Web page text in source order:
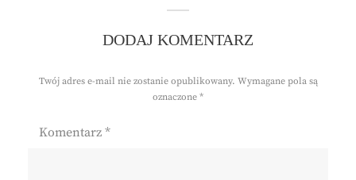
DODAJ KOMENTARZ
Twój adres e-mail nie zostanie opublikowany. Wymagane pola są
oznaczone *
Komentarz *